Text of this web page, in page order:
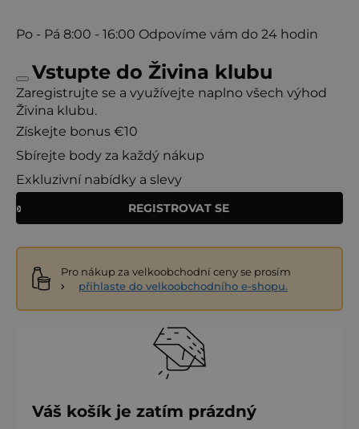
Po - Pá 8:00 - 16:00 Odpovíme vám do 24 hodin
Vstupte do Živina klubu
Zaregistrujte se a využívejte naplno všech výhod
Živina klubu.
Získejte bonus €10
Sbírejte body za každý nákup
Exkluzivní nabídky a slevy
REGISTROVAT SE
Pro nákup za velkoobchodní ceny se prosím
přihlaste do velkoobchodního e-shopu.
Váš košík je zatím prázdný